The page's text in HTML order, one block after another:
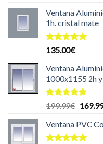
de 5
Ventana
1h. cristal mate
Valorado
de 5
135.00€
Ventana
1000x1155 2h
Valorado
de 5
199.99€ El
era:
Ventana PVC